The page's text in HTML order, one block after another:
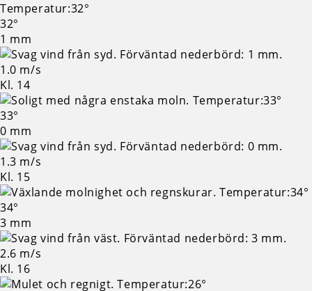
32°
1 mm
1.0 m/s
Kl. 14
33°
0 mm
1.3 m/s
Kl. 15
34°
3 mm
2.6 m/s
Kl. 16